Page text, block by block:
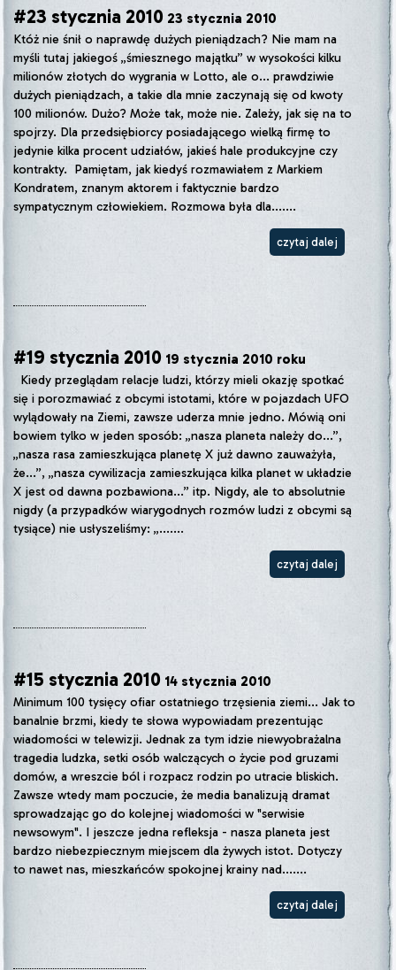
#23 stycznia 2010 23 stycznia 2010
Któż nie śnił o naprawdę dużych pieniądzach? Nie mam na
myśli tutaj jakiegoś „śmiesznego majątku” w wysokości kilku
milionów złotych do wygrania w Lotto, ale o... prawdziwie
dużych pieniądzach, a takie dla mnie zaczynają się od kwoty
100 milionów. Dużo? Może tak, może nie. Zależy, jak się na to
spojrzy. Dla przedsiębiorcy posiadającego wielką firmę to
jedynie kilka procent udziałów, jakieś hale produkcyjne czy
kontrakty. Pamiętam, jak kiedyś rozmawiałem z Markiem
Kondratem, znanym aktorem i faktycznie bardzo
sympatycznym człowiekiem. Rozmowa była dla.......
czytaj dalej
#19 stycznia 2010 19 stycznia 2010 roku
Kiedy przeglądam relacje ludzi, którzy mieli okazję spotkać
się i porozmawiać z obcymi istotami, które w pojazdach UFO
wylądowały na Ziemi, zawsze uderza mnie jedno. Mówią oni
bowiem tylko w jeden sposób: „nasza planeta należy do...”,
„nasza rasa zamieszkująca planetę X już dawno zauważyła,
że...”, „nasza cywilizacja zamieszkująca kilka planet w układzie
X jest od dawna pozbawiona...” itp. Nigdy, ale to absolutnie
nigdy (a przypadków wiarygodnych rozmów ludzi z obcymi są
tysiące) nie usłyszeliśmy: „.......
czytaj dalej
#15 stycznia 2010 14 stycznia 2010
Minimum 100 tysięcy ofiar ostatniego trzęsienia ziemi... Jak to
banalnie brzmi, kiedy te słowa wypowiadam prezentując
wiadomości w telewizji. Jednak za tym idzie niewyobrażalna
tragedia ludzka, setki osób walczących o życie pod gruzami
domów, a wreszcie ból i rozpacz rodzin po utracie bliskich.
Zawsze wtedy mam poczucie, że media banalizują dramat
sprowadzając go do kolejnej wiadomości w "serwisie
newsowym". I jeszcze jedna refleksja - nasza planeta jest
bardzo niebezpiecznym miejscem dla żywych istot. Dotyczy
to nawet nas, mieszkańców spokojnej krainy nad.......
czytaj dalej